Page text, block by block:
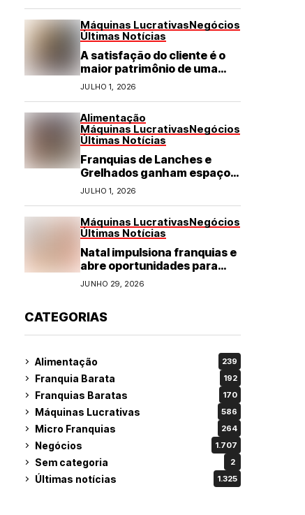
Máquinas LucrativasNegócios
Últimas Notícias
A satisfação do cliente é o
maior patrimônio de uma
franquia
JULHO 1, 2026
Alimentação
Máquinas LucrativasNegócios
Últimas Notícias
Franquias de Lanches e
Grelhados ganham espaço
com demanda por refeições
rápidas e de qualidade
JULHO 1, 2026
Máquinas LucrativasNegócios
Últimas Notícias
Natal impulsiona franquias e
abre oportunidades para
diversos segmentos do
JUNHO 29, 2026
CATEGORIAS
Alimentação 239
Franquia Barata 192
Franquias Baratas 170
Máquinas Lucrativas 586
Micro Franquias 264
Negócios 1.707
Sem categoria 2
Últimas notícias 1.325